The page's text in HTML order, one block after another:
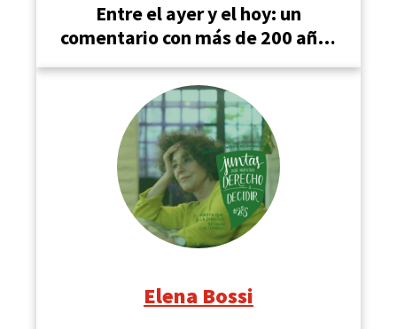
Entre el ayer y el hoy: un
comentario con más de 200 años
de historia
Elena Bossi